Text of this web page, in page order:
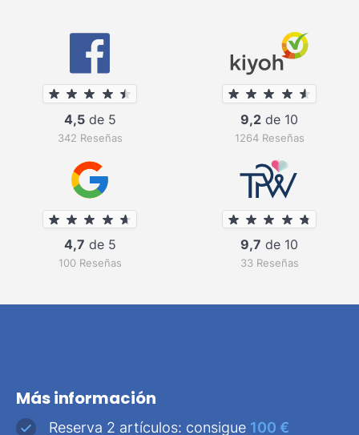
4,5de 5
342 Reseñas
9,2 de 10
1264 Reseñas
4,7 de 5
100 Reseñas
9,7 de 10
33 Reseñas
Más información
Reserva 2 artículos: consigue 100 €